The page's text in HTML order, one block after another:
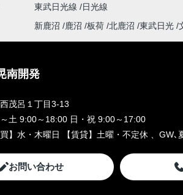
東武日光線
日光線
新鹿沼 鹿沼 板荷 北鹿沼 東武日光
南開発
茂呂１丁目3-13
～土 9:00～18:00 日・祝 9:00～17:00
買】水・木曜日 【賃貸】土曜・不定休 、GW､
お問い合わせ